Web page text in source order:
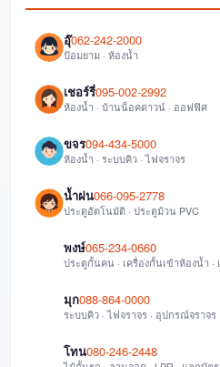
อุ๊062-242-2000
ป้อมยาม · ห้องน้ำ
เชอร์รี่095-002-2992
ห้องน้ำ · บ้านน็อคดาวน์ · ออฟฟิศ
ขจร094-434-5000
ห้องน้ำ · ระบบคิว · ไฟจราจร
น้ำฝน066-095-2778
ประตูอัตโนมัติ · ประตูม้วน PVC
พงษ์065-234-0660
ประตูกั้นคน · เครื่องกั้นเข้าห้องน้ำ ·
มุก088-864-0000
ระบบคิว · ไฟจราจร · อุปกรณ์จราจร
โทน080-246-2448